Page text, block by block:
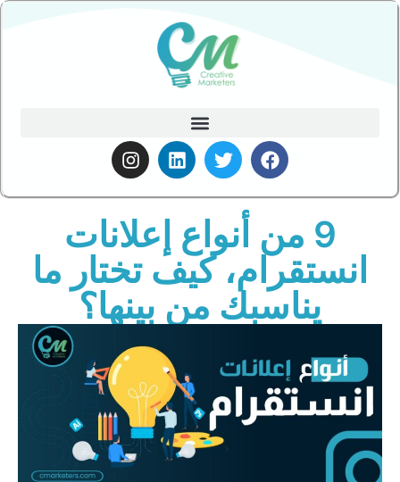
9 من أنواع إعلانات
انستقرام، كيف تختار ما
يناسبك من بينها؟